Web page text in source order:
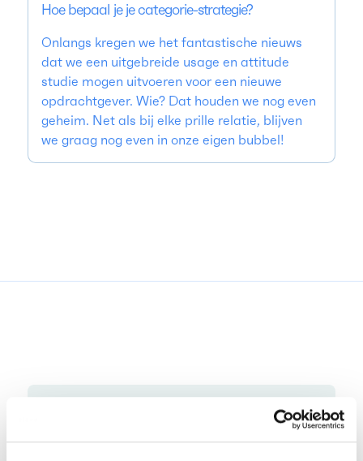
Hoe bepaal je je categorie-strategie?
Onlangs kregen we het fantastische nieuws
dat we een uitgebreide usage en attitude
studie mogen uitvoeren voor een nieuwe
opdrachtgever. Wie? Dat houden we nog even
geheim. Net als bij elke prille relatie, blijven
we graag nog even in onze eigen bubbel!